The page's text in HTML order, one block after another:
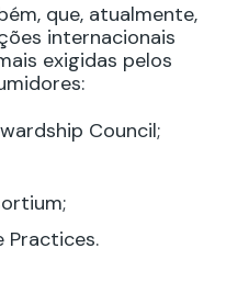
que, atualmente,
internacionais
exigidas pelos
Council;
Practices.